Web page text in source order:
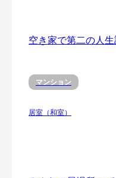
空き家で第二の人
マンション
居室（和室）